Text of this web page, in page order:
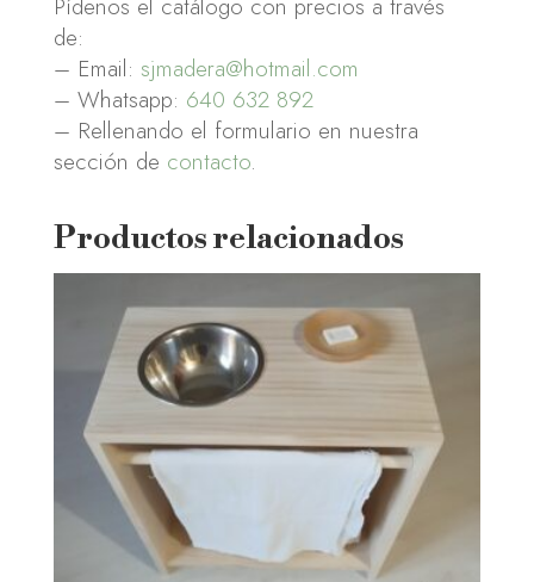
Pídenos el catálogo con precios a través
de:
– Email: sjmadera@hotmail.com
– Whatsapp: 640 632 892
– Rellenando el formulario en nuestra
sección de contacto.
Productos relacionados